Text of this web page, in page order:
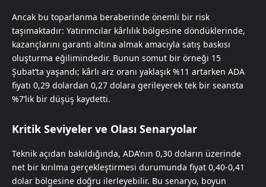
Ancak bu toparlanma beraberinde önemli bir risk
taşımaktadır: Yatırımcılar kârlılık bölgesine döndüklerinde,
kazançlarını garanti altına almak amacıyla satış baskısı
oluşturma eğilimindedir. Bunun somut bir örneği 15
Şubat’ta yaşandı; kârlı arz oranı yaklaşık %11 artarken ADA
fiyatı 0,29 dolardan 0,27 dolara gerileyerek tek bir seansta
%7’lik bir düşüş kaydetti.
Kritik Seviyeler ve Olası Senaryolar
Teknik açıdan bakıldığında, ADA’nın 0,30 doların üzerinde
net bir kırılma gerçekleştirmesi durumunda fiyat 0,40-0,41
dolar bölgesine doğru ilerleyebilir. Bu senaryo, boyun